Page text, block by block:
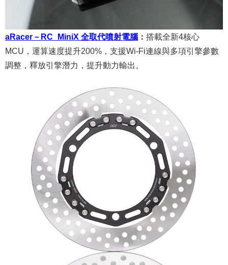
aRacer－RC_MiniX 全取代噴射電腦 ： 搭載全新4核心
MCU，運算速度提升200%，支援Wi-Fi連線與多項引擎參數
調整，釋放引擎潛力，提升動力輸出。